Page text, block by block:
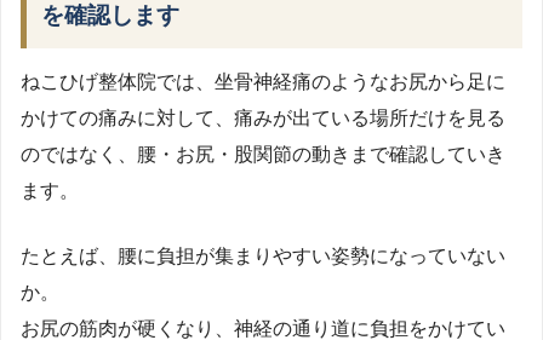
を確認します
ねこひげ整体院では、坐骨神経痛のようなお尻から足に
かけての痛みに対して、痛みが出ている場所だけを見る
のではなく、腰・お尻・股関節の動きまで確認していき
ます。
たとえば、腰に負担が集まりやすい姿勢になっていない
か。
お尻の筋肉が硬くなり、神経の通り道に負担をかけてい